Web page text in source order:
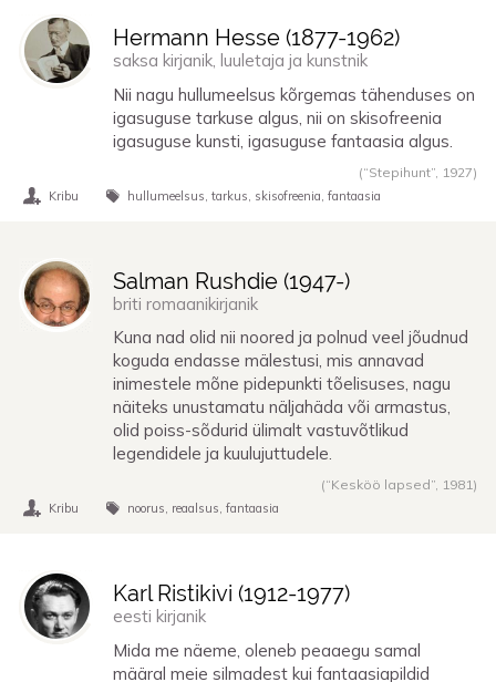
Hermann Hesse (1877-1962)
saksa kirjanik, luuletaja ja kunstnik
Nii nagu hullumeelsus kõrgemas tähenduses on
igasuguse tarkuse algus, nii on skisofreenia
igasuguse kunsti, igasuguse fantaasia algus.
(“Stepihunt”, 1927)
Kribu hullumeelsus tarkus skisofreenia fantaasia
Salman Rushdie (1947-)
briti romaanikirjanik
Kuna nad olid nii noored ja polnud veel jõudnud
koguda endasse mälestusi, mis annavad
inimestele mõne pidepunkti tõelisuses, nagu
näiteks unustamatu näljahäda või armastus,
olid poiss-sõdurid ülimalt vastuvõtlikud
legendidele ja kuulujuttudele.
(“Kesköö lapsed”, 1981)
Kribu noorus reaalsus fantaasia
Karl Ristikivi (1912-1977)
eesti kirjanik
Mida me näeme, oleneb peaaegu samal
määral meie silmadest kui fantaasiapildid